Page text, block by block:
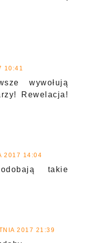
10:41
wywołują
Rewelacja!
2017 14:04
takie
2017 21:39